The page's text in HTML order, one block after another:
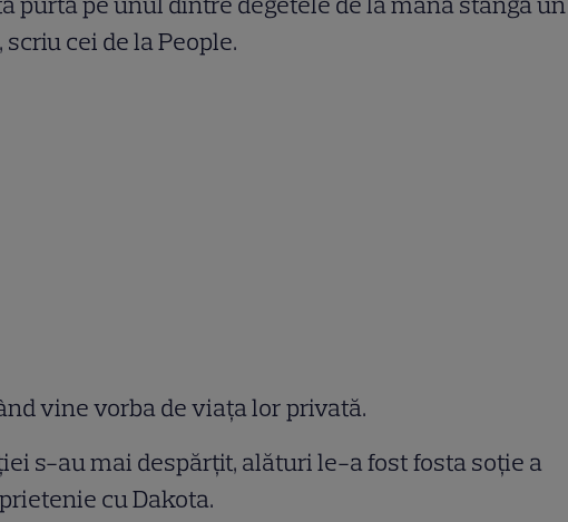
cei de la People.
vine vorba de viața lor privată.
s-au mai despărțit, alături le-a fost fosta soție a
cu Dakota.